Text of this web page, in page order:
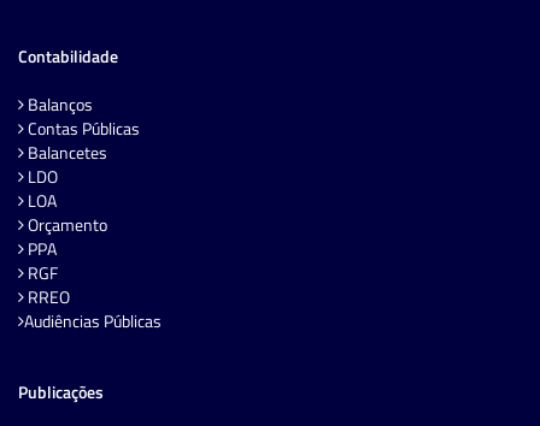
Contabilidade
Balanços
Contas Públicas
Balancetes
LDO
LOA
Orçamento
PPA
RGF
RREO
Audiências Públicas
Publicações